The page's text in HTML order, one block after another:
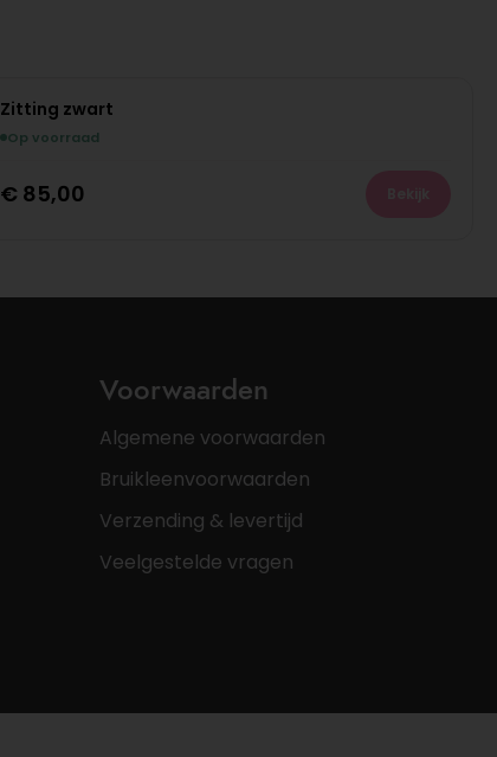
Zitting zwart
Op voorraad
€ 85,00
Voorwaarden
Algemene voorwaarden
Bruikleenvoorwaarden
Verzending & levertijd
Veelgestelde vragen